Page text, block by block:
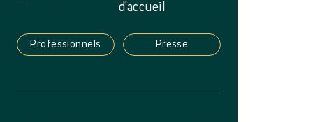
d'accueil
Professionnels Presse